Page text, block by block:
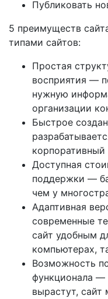
Публиковать
5 преимуществ
типами сайтов:
Простая
восприятия —
нужную
организации
Быстрое
корпоративный
Доступная
поддержки —
чем у
Адаптивная
современные
сайт удобным
компьютерах,
Возможность
функционала —
вырастут, сайт